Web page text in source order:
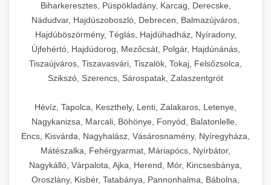
Biharkeresztes, Püspökladány, Karcag, Derecske,
Nádudvar, Hajdúszoboszló, Debrecen, Balmazújváros,
Hajdúböszörmény, Téglás, Hajdúhadház, Nyíradony,
Újfehértó, Hajdúdorog, Mezőcsát, Polgár, Hajdúnánás,
Tiszaújváros, Tiszavasvári, Tiszalök, Tokaj, Felsőzsolca,
Szikszó, Szerencs, Sárospatak, Zalaszentgrót
Hévíz, Tapolca, Keszthely, Lenti, Zalakaros, Letenye,
Nagykanizsa, Marcali, Böhönye, Fonyód, Balatonlelle,
Encs, Kisvárda, Nagyhalász, Vásárosnamény, Nyíregyháza,
Mátészalka, Fehérgyarmat, Máriapócs, Nyírbátor,
Nagykálló, Várpalota, Ajka, Herend, Mór, Kincsesbánya,
Oroszlány, Kisbér, Tatabánya, Pannonhalma, Bábolna,